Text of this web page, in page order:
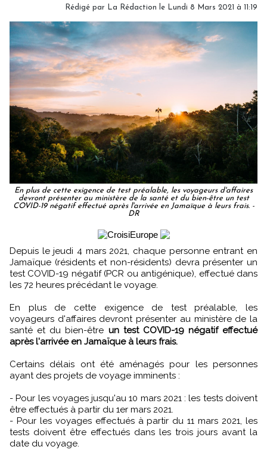
Rédigé par La Rédaction le Lundi 8 Mars 2021 à 11:19
En plus de cette exigence de test préalable, les voyageurs d'affaires
devront présenter au ministère de la santé et du bien-être un test
COVID-19 négatif effectué après l'arrivée en Jamaïque à leurs frais. -
DR
Depuis le jeudi 4 mars 2021, chaque personne entrant en
Jamaïque (résidents et non-résidents) devra présenter un
test COVID-19 négatif (PCR ou antigénique), effectué dans
les 72 heures précédant le voyage.
En plus de cette exigence de test préalable, les
voyageurs d'affaires devront présenter au ministère de la
santé et du bien-être un test COVID-19 négatif effectué
après l'arrivée en Jamaïque à leurs frais.
Certains délais ont été aménagés pour les personnes
ayant des projets de voyage imminents :
- Pour les voyages jusqu'au 10 mars 2021 : les tests doivent
être effectués à partir du 1er mars 2021.
- Pour les voyages effectués à partir du 11 mars 2021, les
tests doivent être effectués dans les trois jours avant la
date du voyage.